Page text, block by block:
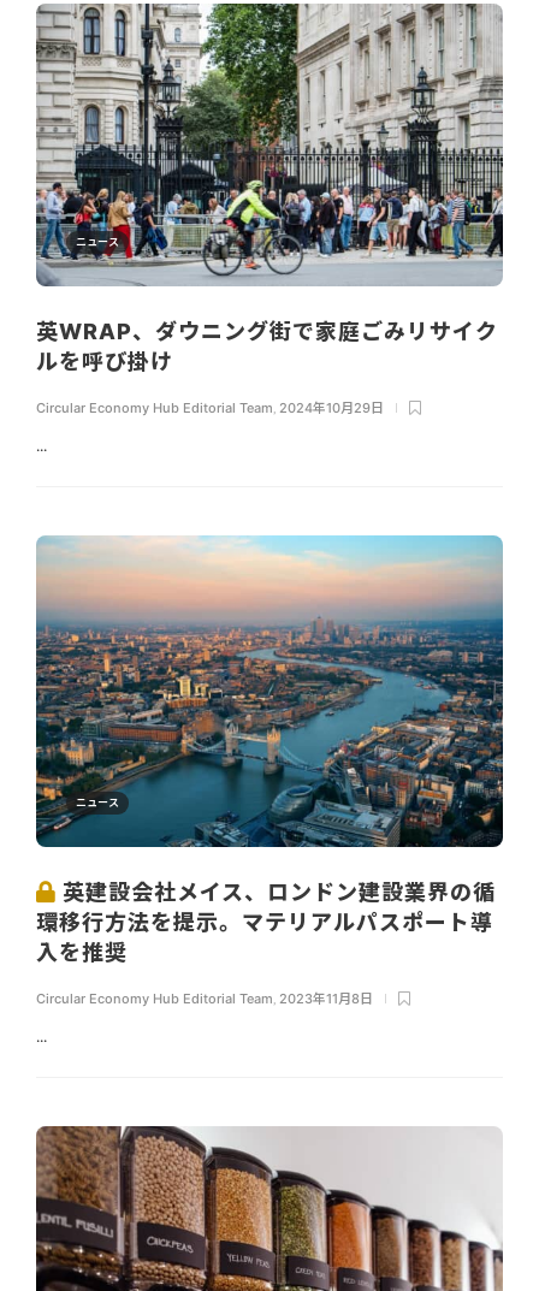
ニュース
英WRAP、ダウニング街で家庭ごみリサイク
ルを呼び掛け
Circular Economy Hub Editorial Team, 2024年10月29日
...
ニュース
英建設会社メイス、ロンドン建設業界の循
環移行方法を提示。マテリアルパスポート導
入を推奨
Circular Economy Hub Editorial Team 2023年11月8日
...